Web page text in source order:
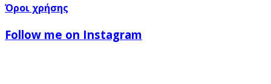
Όροι χρήσης
Follow me on Instagram